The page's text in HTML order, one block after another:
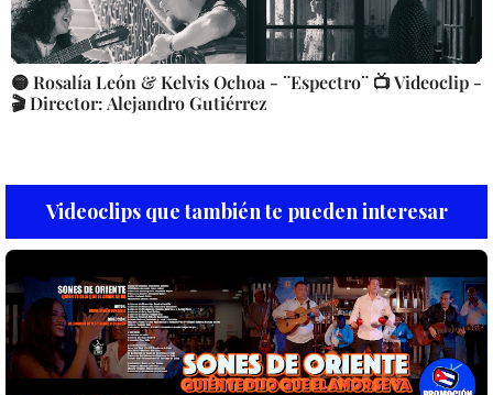
🟡 Rosalía León & Kelvis Ochoa - ¨Espectro¨ 📺 Videoclip -
🎬 Director: Alejandro Gutiérrez
Videoclips que también te pueden interesar